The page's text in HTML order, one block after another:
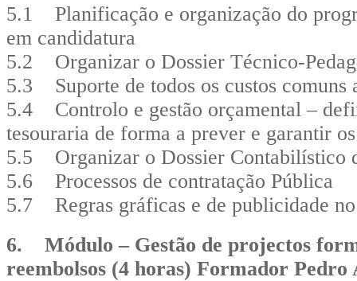
5.1 Planificação e organização do
em candidatura
5.2 Organizar o Dossier Técnico-
5.3 Suporte de todos os custos comuns
5.4 Controlo e gestão orçamental –
tesouraria de forma a prever e garantir
5.5 Organizar o Dossier Contabilístico
5.6 Processos de contratação Pública
5.7 Regras gráficas e de publicidade
6. Módulo – Gestão de projectos
reembolsos (4 horas) Formador